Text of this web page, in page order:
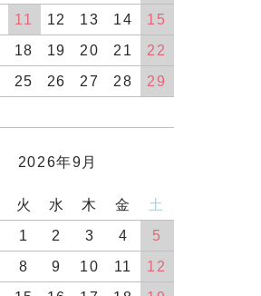
11 12 13 14
15
18 19 20 21
22
25 26 27 28
29
2026年9月
火 水 木 金
土
1
2 3 4
5
8 9 10 11
12